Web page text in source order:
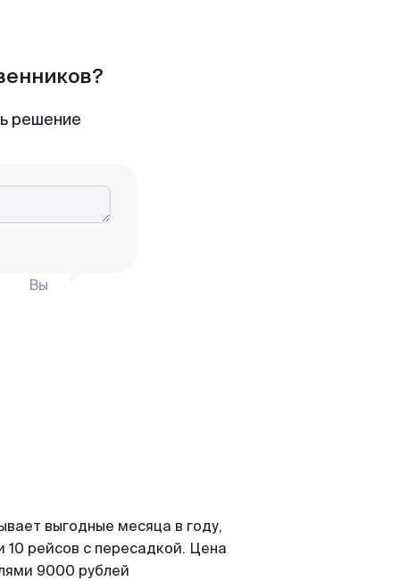
решение
Вы
выгодные месяца в году,
рейсов с пересадкой. Цена
9000 рублей